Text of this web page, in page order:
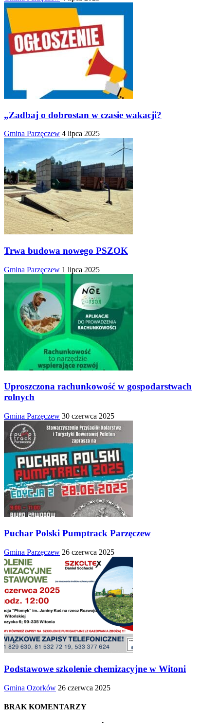
„Zadbaj o dobrostan w czasie wakacji?
Gmina Parzęczew 4 lipca 2025
Trwa budowa nowego PSZOK
Gmina Parzęczew 1 lipca 2025
Uproszczona rachunkowość w gospodarstwach
rolnych
Gmina Parzęczew 30 czerwca 2025
Puchar Polski Pumptrack Parzęczew
Gmina Parzęczew 26 czerwca 2025
Podstawowe szkolenie chemizacyjne w Witoni
Gmina Ozorków 26 czerwca 2025
BRAK KOMENTARZY